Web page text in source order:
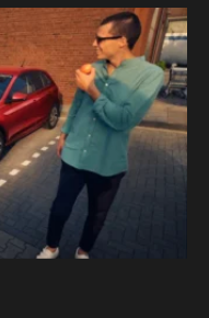
推出隨即贏得消費者熱
氣量的刻板印象，銷售比
，亦展現 MAZDA …